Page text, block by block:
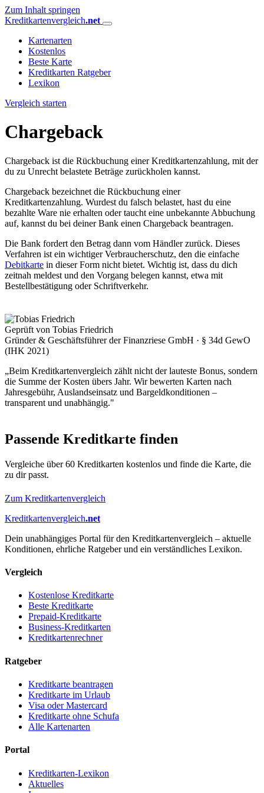
Zum Inhalt springen
Kreditkartenvergleich.net
Kartenarten
Kostenlos
Beste Karte
Kreditkarten Ratgeber
Lexikon
Vergleich starten
Chargeback
Chargeback ist die Rückbuchung einer Kreditkartenzahlung, mit der
du zu Unrecht belastete Beträge zurückholen kannst.
Chargeback bezeichnet die Rückbuchung einer
Kreditkartenzahlung. Wurdest du falsch belastet, hast du eine
bezahlte Ware nie erhalten oder taucht eine unbekannte Abbuchung
auf, kannst du bei deiner Bank einen Chargeback beantragen.
Die Bank fordert den Betrag dann vom Händler zurück. Dieses
Verfahren ist ein wichtiger Verbraucherschutz, den die einfache
Debitkarte in dieser Form nicht bietet. Wichtig ist, dass du dich
zeitnah meldest und den Vorgang belegen kannst, etwa mit
Bestellbestätigung oder Schriftverkehr.
Geprüft von Tobias Friedrich
Gründer & Geschäftsführer der Finanzriese GmbH · § 34d GewO
(IHK 2021)
„Beim Kreditkartenvergleich zählt nicht der lauteste Bonus, sondern
die Summe der Kosten übers Jahr. Wir bewerten Karten nach
Jahresgebühr, Auslandseinsatz und Bargeldkonditionen –
transparent und unabhängig."
Passende Kreditkarte finden
Vergleiche über 60 Kreditkarten kostenlos und finde die Karte, die
zu dir passt.
Zum Kreditkartenvergleich
Kreditkartenvergleich.net
Dein unabhängiges Portal für den Kreditkartenvergleich – aktuelle
Konditionen, ehrliche Ratgeber und ein verständliches Lexikon.
Vergleich
Kostenlose Kreditkarte
Beste Kreditkarte
Prepaid-Kreditkarte
Business-Kreditkarten
Kreditkartenrechner
Ratgeber
Kreditkarte beantragen
Kreditkarte im Urlaub
Visa oder Mastercard
Kreditkarte ohne Schufa
Alle Kartenarten
Portal
Kreditkarten-Lexikon
Aktuelles